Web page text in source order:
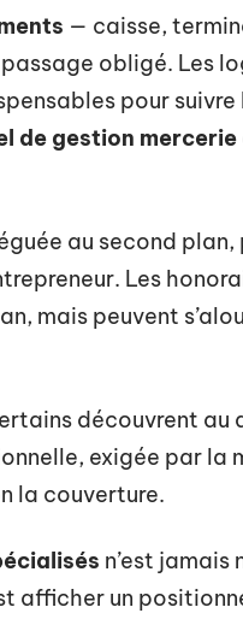
— caisse,
obligé. Les
pour
de gestion mercerie
au second
Les
mais peuvent
découvrent au
exigée par la
la couverture.
n’est jamais
afficher un